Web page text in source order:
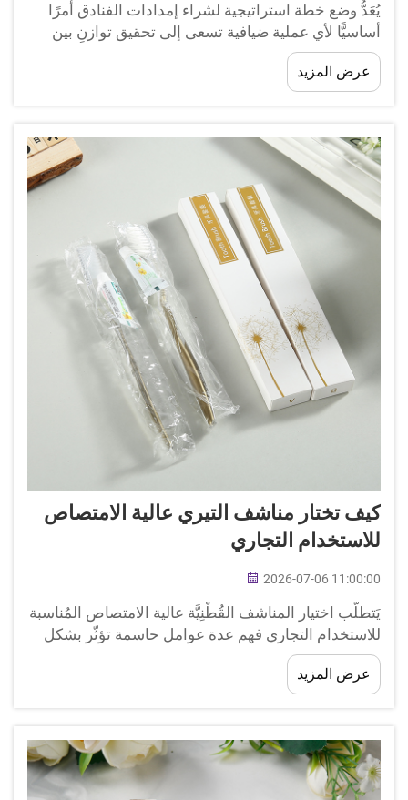
يُعَدُّ وضع خطة استراتيجية لشراء إمدادات الفنادق أمرًا
أساسيًّا لأي عملية ضيافية تسعى إلى تحقيق توازنٍ بين
الكفاءة التكلفة وجودة الخدمة. وتتيح خطة شراء إمدادات
الفنادق المنظمة جيدًا للفنادق التفاوض على أسعار
أفضل، وإدارة المخزون بكفاءة أعلى...
عرض المزيد
كيف تختار مناشف التيري عالية الامتصاص
للاستخدام التجاري
2026-07-06 11:00:00
يَتطلّب اختيار المناشف القُطْنِيَّة عالية الامتصاص المُناسبة
للاستخدام التجاري فهم عدة عوامل حاسمة تؤثّر بشكل
مباشر على رضا الضيوف، وكفاءة التشغيل، والربحية على
المدى الطويل. وتشمل المرافق التجارية الفنادق،
والمنتجعات الصحية، والمراكز الرياضية، وغيرها.
عرض المزيد